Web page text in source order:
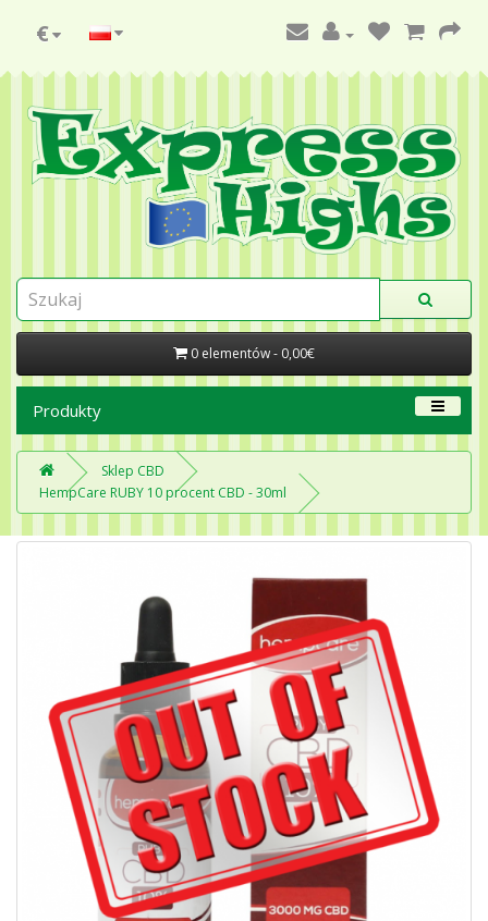
€
0 elementów - 0,00€
Produkty
Sklep CBD
HempCare RUBY 10 procent CBD - 30ml